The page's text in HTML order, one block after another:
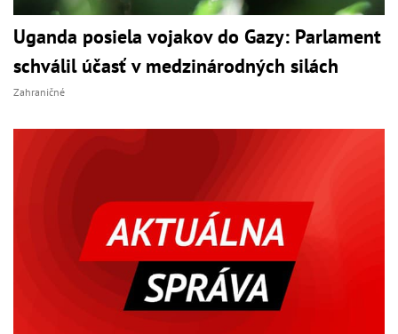
Uganda posiela vojakov do Gazy: Parlament
schválil účasť v medzinárodných silách
Zahraničné